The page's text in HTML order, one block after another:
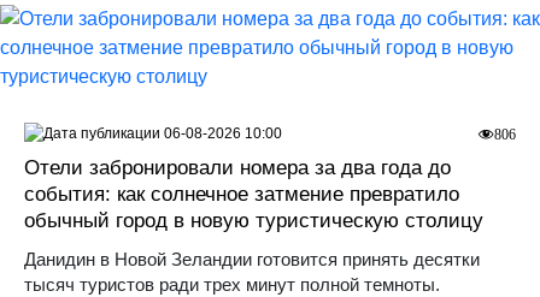
Отели забронировали номера за два года до
события: как солнечное затмение превратило
обычный город в новую туристическую столицу
Данидин в Новой Зеландии готовится принять десятки
тысяч туристов ради трех минут полной темноты.
806
06-08-2026 10:00